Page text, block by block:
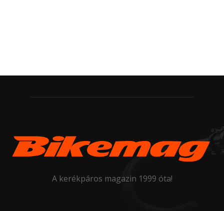
A kerékpáros magazin 1999 óta!